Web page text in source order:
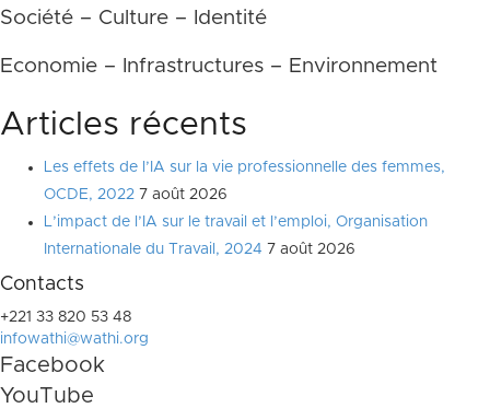
Société – Culture – Identité
Economie – Infrastructures – Environnement
Articles récents
Les effets de l’IA sur la vie professionnelle des femmes,
OCDE, 2022 7 août 2026
L’impact de l’IA sur le travail et l’emploi, Organisation
Internationale du Travail, 2024 7 août 2026
Contacts
+221 33 820 53 48
infowathi@wathi.org
Facebook
YouTube